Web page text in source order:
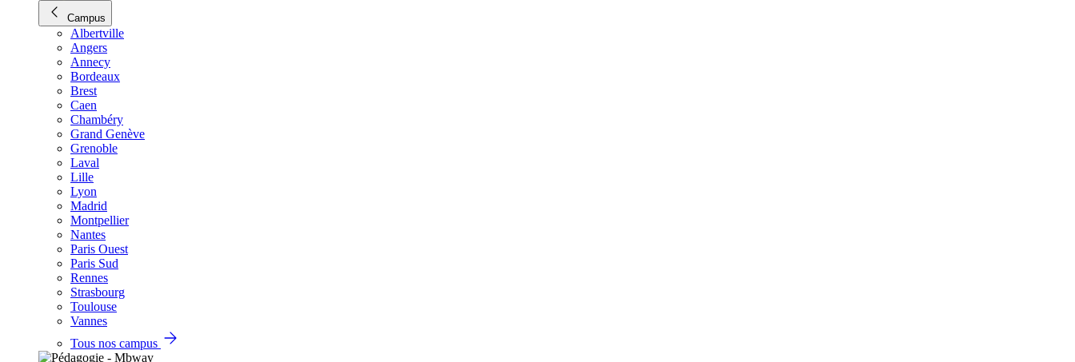
Campus
Albertville
Angers
Annecy
Bordeaux
Brest
Caen
Chambéry
Grand Genève
Grenoble
Laval
Lille
Lyon
Madrid
Montpellier
Nantes
Paris Ouest
Paris Sud
Rennes
Strasbourg
Toulouse
Vannes
Tous nos campus